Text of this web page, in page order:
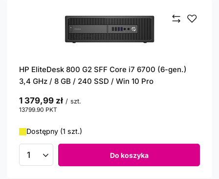
HP EliteDesk 800 G2 SFF Core i7 6700 (6-gen.)
3,4 GHz / 8 GB / 240 SSD / Win 10 Pro
1 379,99 zł / szt.
13799.90 PKT
Dostępny (1 szt.)
Ilość produktów Do koszyka